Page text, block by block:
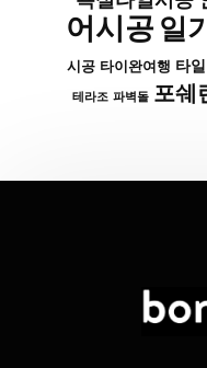
어시공 일
시공 타이완여행 타일
테라조 파벽돌 포쉐